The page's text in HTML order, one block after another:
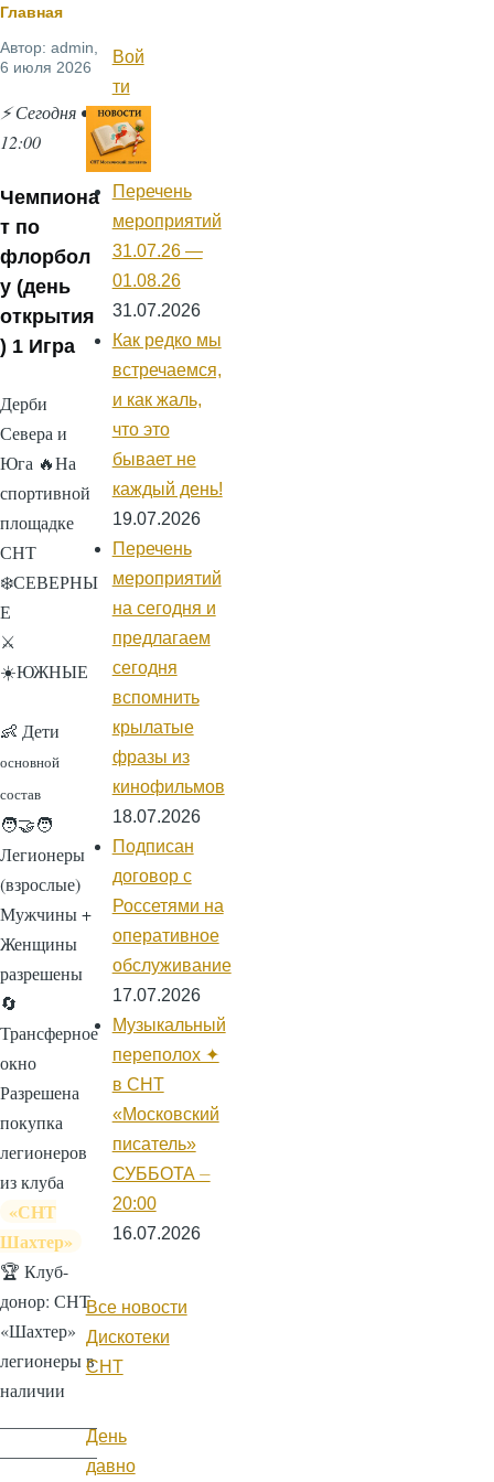
Строка
навигации
Главная
Автор: admin
6 июля 2026
⚡ Сегодня •
12:00
Чемпиона
т по
флорбол
у (день
открытия
) 1 Игра
Дерби
Севера и
Юга 🔥На
спортивной
площадке
СНТ
❄️СЕВЕРНЫ
Е
⚔️
☀️ЮЖНЫЕ
👶 Дети
основной
состав
🧑‍🤝‍🧑
Легионеры
(взрослые)
Мужчины +
Женщины
разрешены
🔄
Трансферное
окно
Разрешена
покупка
легионеров
из клуба
«СНТ
Шахтер»
🏆 Клуб-
донор: СНТ
«Шахтер»
легионеры в
наличии
___________
Меню
учётной
записи
пользователя
Вой
ти
Перечень
мероприятий
31.07.26 —
01.08.26
31.07.2026
Как редко мы
встречаемся,
и как жаль,
что это
бывает не
каждый день!
19.07.2026
Перечень
мероприятий
на сегодня и
предлагаем
сегодня
вспомнить
крылатые
фразы из
кинофильмов
18.07.2026
Подписан
договор с
Россетями на
оперативное
обслуживание
17.07.2026
Музыкальный
переполох ✦
в СНТ
«Московский
писатель»
СУББОТА ⏤
20:00
16.07.2026
Все новости
Дискотеки
СНТ
День
давно